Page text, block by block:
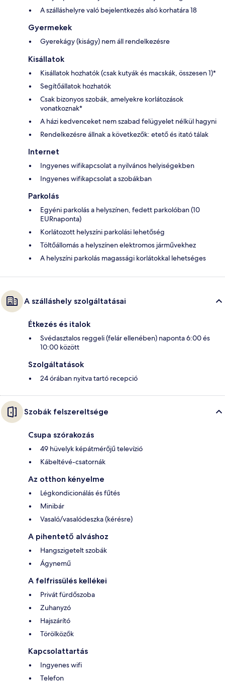
A szálláshelyre való bejelentkezés alsó korhatára 18
Gyermekek
Gyerekágy (kiságy) nem áll rendelkezésre
Kisállatok
Kisállatok hozhatók (csak kutyák és macskák, összesen 1)*
Segítőállatok hozhatók
Csak bizonyos szobák, amelyekre korlátozások
vonatkoznak*
A házi kedvenceket nem szabad felügyelet nélkül hagyni
Rendelkezésre állnak a következők: etető és itató tálak
Internet
Ingyenes wifikapcsolat a nyilvános helyiségekben
Ingyenes wifikapcsolat a szobákban
Parkolás
Egyéni parkolás a helyszínen, fedett parkolóban (10
EURnaponta)
Korlátozott helyszíni parkolási lehetőség
Töltőállomás a helyszínen elektromos járművekhez
A helyszíni parkolás magassági korlátokkal lehetséges
A szálláshely szolgáltatásai
Étkezés és italok
Svédasztalos reggeli (felár ellenében) naponta 6:00 és
10:00 között
Szolgáltatások
24 órában nyitva tartó recepció
Szobák felszereltsége
Csupa szórakozás
49 hüvelyk képátmérőjű televízió
Kábeltévé-csatornák
Az otthon kényelme
Légkondicionálás és fűtés
Minibár
Vasaló/vasalódeszka (kérésre)
A pihentető alváshoz
Hangszigetelt szobák
Ágynemű
A felfrissülés kellékei
Privát fürdőszoba
Zuhanyzó
Hajszárító
Törölközők
Kapcsolattartás
Ingyenes wifi
Telefon